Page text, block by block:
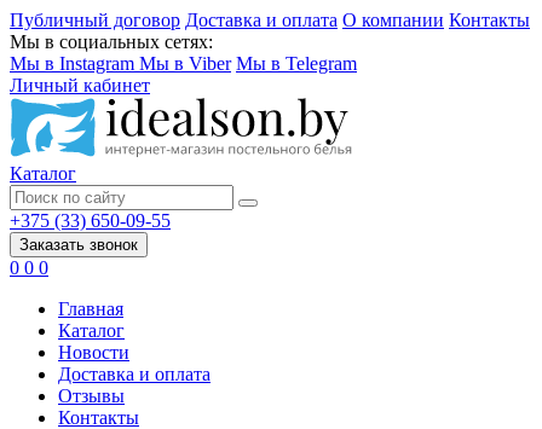
Публичный договор Доставка и оплата О компании Контакты
Мы в социальных сетях:
Мы в Instagram Мы в Viber Мы в Telegram
Личный кабинет
Каталог
+375 (33) 650-09-55
Заказать звонок
0 0 0
Главная
Каталог
Новости
Доставка и оплата
Отзывы
Контакты